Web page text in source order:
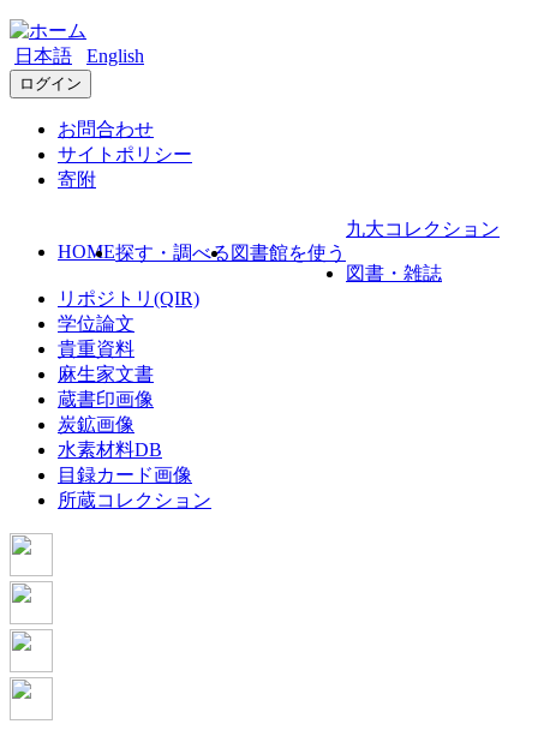
日本語 English
ログイン
お問合わせ
サイトポリシー
寄附
HOME探す・調べる 図書館を使う
九大コレクション
図書・雑誌
リポジトリ(QIR)
学位論文
貴重資料
麻生家文書
蔵書印画像
炭鉱画像
水素材料DB
目録カード画像
所蔵コレクション